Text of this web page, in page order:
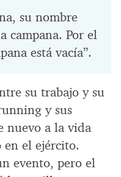
su nombre
campana. Por el
está vacía”.
su trabajo y su
y sus
nuevo a la vida
en el ejército.
evento, pero el